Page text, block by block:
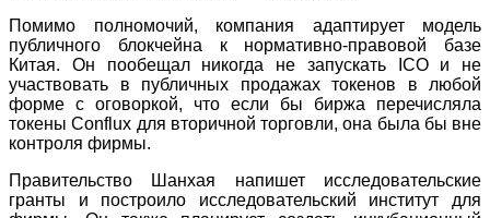
Помимо полномочий, компания адаптирует модель
публичного блокчейна к нормативно-правовой базе
Китая. Он пообещал никогда не запускать ICO и не
участвовать в публичных продажах токенов в любой
форме с оговоркой, что если бы биржа перечисляла
токены Conflux для вторичной торговли, она была бы вне
контроля фирмы.
Правительство Шанхая напишет исследовательские
гранты и построило исследовательский институт для